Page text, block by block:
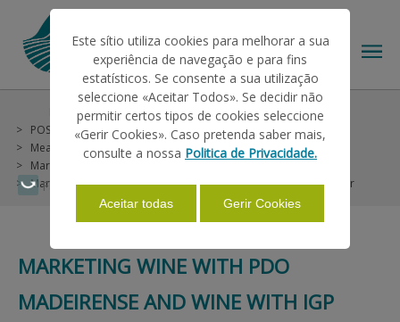
Faça Swipe para ver o menu
HELP/SUPPORT
INFORMATIONS
STATISTICS
Help/Support
Other Helps
POSEI Madeira (not included in PU)
Measure 3 - Placing on the Market of Certain Products of the Region (Vegetables)
Marketing Products from the Region
Marketing Wine with PDO Madeirense and Wine with IGP «Terras Madeirenses»
Calendar
MARKETING WINE WITH PDO
MADEIRENSE AND WINE WITH IGP
Este sítio utiliza cookies para melhorar a sua
experiência de navegação e para fins
estatísticos. Se consente a sua utilização
seleccione «Aceitar Todos». Se decidir não
permitir certos tipos de cookies seleccione
«Gerir Cookies». Caso pretenda saber mais,
consulte a nossa Politica de Privacidade.
Aceitar todas Gerir Cookies